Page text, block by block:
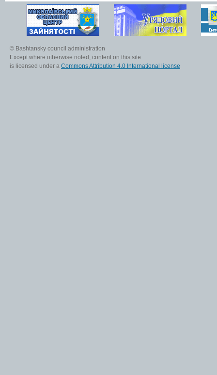
© Bashtansky council administration
Except where otherwise noted, content on this site
is licensed under a Commons Attribution 4.0 International license